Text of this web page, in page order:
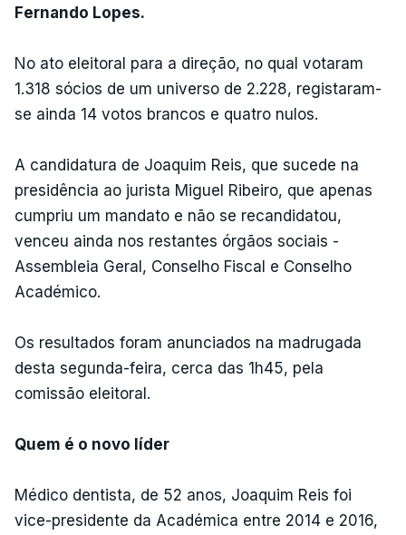
Fernando Lopes.
No ato eleitoral para a direção, no qual votaram
1.318 sócios de um universo de 2.228, registaram-
se ainda 14 votos brancos e quatro nulos.
A candidatura de Joaquim Reis, que sucede na
presidência ao jurista Miguel Ribeiro, que apenas
cumpriu um mandato e não se recandidatou,
venceu ainda nos restantes órgãos sociais -
Assembleia Geral, Conselho Fiscal e Conselho
Académico.
Os resultados foram anunciados na madrugada
desta segunda-feira, cerca das 1h45, pela
comissão eleitoral.
Quem é o novo líder
Médico dentista, de 52 anos, Joaquim Reis foi
vice-presidente da Académica entre 2014 e 2016,